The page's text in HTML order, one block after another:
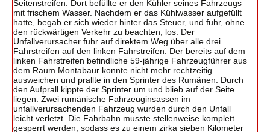
Seitenstreifen. Dort befüllte er den Kühler seines Fahrzeugs
mit frischem Wasser. Nachdem er das Kühlwasser aufgefüllt
hatte, begab er sich wieder hinter das Steuer, und fuhr, ohne
den rückwärtigen Verkehr zu beachten, los. Der
Unfallverursacher fuhr auf direktem Weg über alle drei
Fahrstreifen auf den linken Fahrstreifen. Der bereits auf dem
linken Fahrstreifen befindliche 59-jährige Fahrzeugführer aus
dem Raum Montabaur konnte nicht mehr rechtzeitig
ausweichen und prallte in den Sprinter des Rumänen. Durch
den Aufprall kippte der Sprinter um und blieb auf der Seite
liegen. Zwei rumänische Fahrzeuginsassen im
unfallverursachenden Fahrzeug wurden durch den Unfall
leicht verletzt. Die Fahrbahn musste stellenweise komplett
gesperrt werden, sodass es zu einem zirka sieben Kilometer